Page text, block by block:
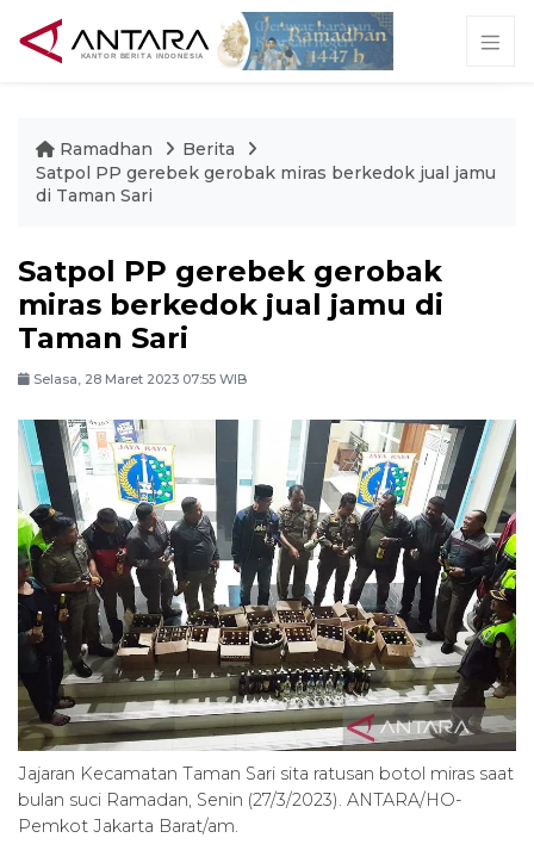
Ramadhan
Berita
Satpol PP gerebek gerobak miras berkedok jual jamu
di Taman Sari
Satpol PP gerebek gerobak
miras berkedok jual jamu di
Taman Sari
Selasa, 28 Maret 2023 07:55 WIB
Jajaran Kecamatan Taman Sari sita ratusan botol miras saat
bulan suci Ramadan, Senin (27/3/2023). ANTARA/HO-
Pemkot Jakarta Barat/am.